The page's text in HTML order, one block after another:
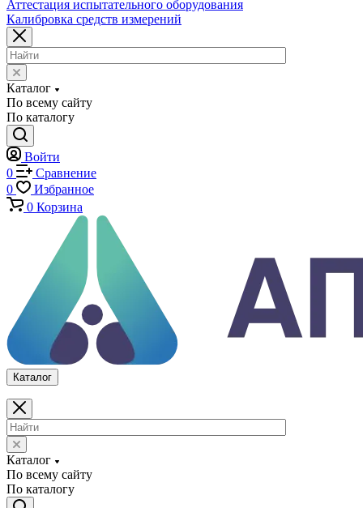
Машины для испытания пружин
Экстензометры (Измерители деформации)
Системы температурных испытаний
Машины на кручение
Машины на изгиб
Копры маятниковые
Оснастка и приспособления для испытаний
Испытательные прессы
Специализированные машины
Климатические камеры
Механические толщиномеры защитных покрытий
Аттестация испытательного оборудования
Калибровка средств измерений
По всему сайту
По каталогу
0
Сравнение
0
Избранное
0 Корзина